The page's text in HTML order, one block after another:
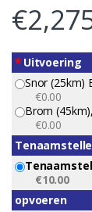
€
*Uitvoering
Snor (25km)
€0.00
Brom
€0.00
€10.00
opvoeren